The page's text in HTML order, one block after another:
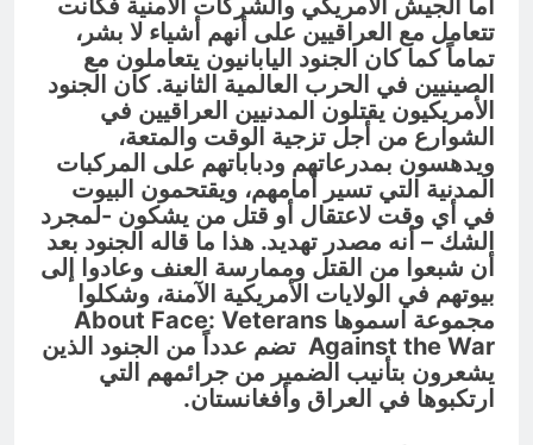
أما الجيش الأمريكي والشركات الأمنية فكانت
تتعامل مع العراقيين على أنهم أشياء لا بشر،
تماماً كما كان الجنود اليابانيون يتعاملون مع
الصينيين في الحرب العالمية الثانية. كان الجنود
الأمريكيون يقتلون المدنيين العراقيين في
الشوارع من أجل تزجية الوقت والمتعة،
ويدهسون بمدرعاتهم ودباباتهم على المركبات
المدنية التي تسير أمامهم، ويقتحمون البيوت
في أي وقت لاعتقال أو قتل من يشكون -لمجرد
الشك – أنه مصدر تهديد. هذا ما قاله الجنود بعد
أن شبعوا من القتل وممارسة العنف وعادوا إلى
بيوتهم في الولايات الأمريكية الآمنة، وشكلوا
مجموعة اسموها About Face: Veterans
Against the War تضم عدداً من الجنود الذين
يشعرون بتأنيب الضمير من جرائمهم التي
ارتكبوها في العراق وأفغانستان.